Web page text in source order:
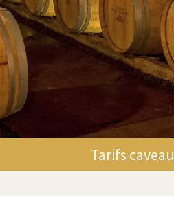
Tarifs caveau